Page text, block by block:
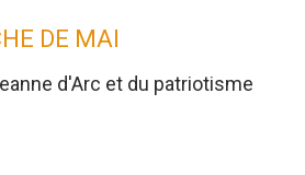
DE MAI
d'Arc et du patriotisme